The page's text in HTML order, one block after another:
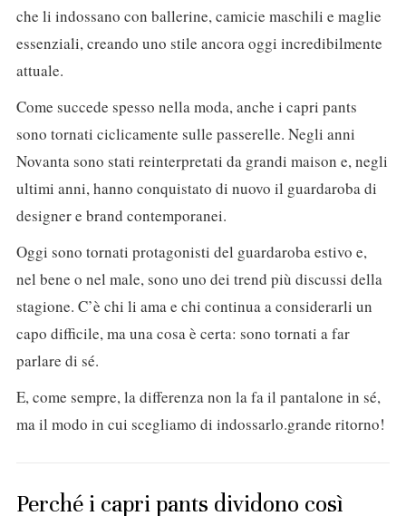
che li indossano con ballerine, camicie maschili e maglie
essenziali, creando uno stile ancora oggi incredibilmente
attuale.
Come succede spesso nella moda, anche i capri pants
sono tornati ciclicamente sulle passerelle. Negli anni
Novanta sono stati reinterpretati da grandi maison e, negli
ultimi anni, hanno conquistato di nuovo il guardaroba di
designer e brand contemporanei.
Oggi sono tornati protagonisti del guardaroba estivo e,
nel bene o nel male, sono uno dei trend più discussi della
stagione. C’è chi li ama e chi continua a considerarli un
capo difficile, ma una cosa è certa: sono tornati a far
parlare di sé.
E, come sempre, la differenza non la fa il pantalone in sé,
ma il modo in cui scegliamo di indossarlo.grande ritorno!
Perché i capri pants dividono così